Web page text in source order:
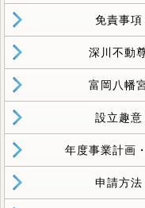
免責事項
深川不動
富岡八幡
設立趣意
年度事業計画
申請方法